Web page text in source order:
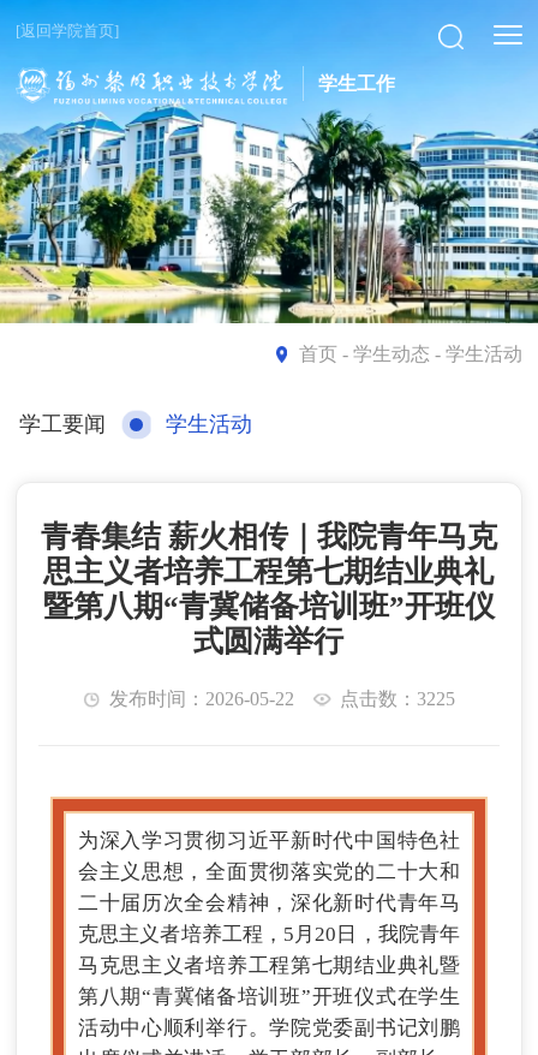
[返回学院首页]
学生工作
首页- 学生动态 - 学生活动
学工要闻 学生活动
青春集结 薪火相传｜我院青年马克
思主义者培养工程第七期结业典礼
暨第八期“青冀储备培训班”开班仪
式圆满举行
发布时间：2026-05-22 点击数：3225
为深入学习贯彻习近平新时代中国特色社
会主义思想，全面贯彻落实党的二十大和
二十届历次全会精神，深化新时代青年马
克思主义者培养工程，5月20日，我院青年
马克思主义者培养工程第七期结业典礼暨
第八期“青冀储备培训班”开班仪式在学生
活动中心顺利举行。学院党委副书记刘鹏